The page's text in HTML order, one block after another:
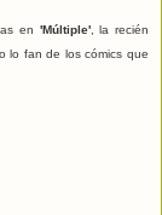
en 'Múltiple', la recién
lo fan de los cómics que